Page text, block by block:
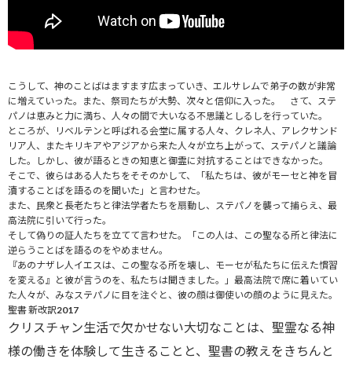
こうして、神のことばはますます広まっていき、 エルサレムで弟子の数が非常
に増えていった。また、 祭司たちが大勢、次々と信仰に入った。
さて、ステ
パノは恵みと力に満ち、 人々の間で大いなる不思議としるしを行っていた。
ところが、リベルテンと呼ばれる会堂に属する人々、クレネ人、 アレクサンド
リア人、
またキリキアやアジアから来た人々が立ち上がって、 ステパノと議論
した。
しかし、 彼が語るときの知恵と御霊に対抗することはできなかった。
そこで、彼らはある人たちをそそのかして、「私たちは、 彼がモーセと神を冒
瀆することばを語るのを聞いた」と言わせた。
また、民衆と長老たちと律法学者たちを扇動し、 ステパノを襲って捕らえ、最
高法院に引いて行った。
そして偽りの証人たちを立てて言わせた。「この人は、
この聖なる所と律法に
逆らうことばを語るのをやめません。
『あのナザレ人イエスは、この聖なる所を壊し、 モーセが私たちに伝えた慣習
を変える』と彼が言うのを、 私たちは聞きました。」 最高法院で席に着いてい
た人々が、みなステパノに目を注ぐと、 彼の顔は御使いの顔のように見えた。
聖書 新改訳2017
クリスチャン生活で欠かせない大切なことは、聖霊なる神
様の働きを体験して生きることと、聖書の教えをきちんと